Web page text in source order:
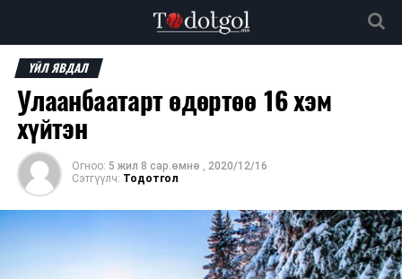
ҮЙЛ ЯВДАЛ
Улаанбаатарт өдөртөө 16 хэм
хүйтэн
Огноо: 5 жил 8 сар.өмнө , 2020/12/16
Сэтгүүлч: Тодотгол